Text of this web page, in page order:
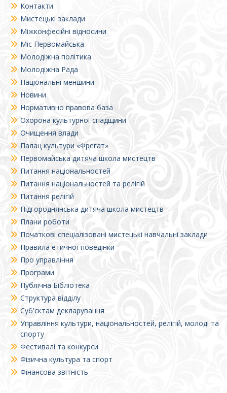
Контакти
Мистецькі заклади
Міжконфесійні відносини
Міс Первомайська
Молодіжна політика
Молодіжна Рада
Національні меншини
Новини
Нормативно правова база
Охорона культурної спадщини
Очищення влади
Палац культури «Фрегат»
Первомайська дитяча школа мистецтв
Питання національностей
Питання національностей та релігій
Питання релігій
Підгороднянська дитяча школа мистецтв
Плани роботи
Початкові спеціалізовані мистецькі навчальні заклади
Правила етичної поведінки
Про управління
Програми
Публічна Бібліотека
Структура відділу
Суб'єктам декларування
Управління культури, національностей, релігій, молоді та
спорту
Фестивалі та конкурси
Фізична культура та спорт
Фінансова звітність